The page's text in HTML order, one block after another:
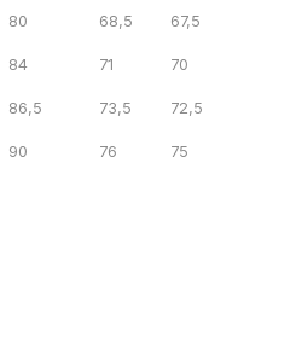
80 68,5
67,5
84 71
70
86,5 73,5
72,5
90 76 75